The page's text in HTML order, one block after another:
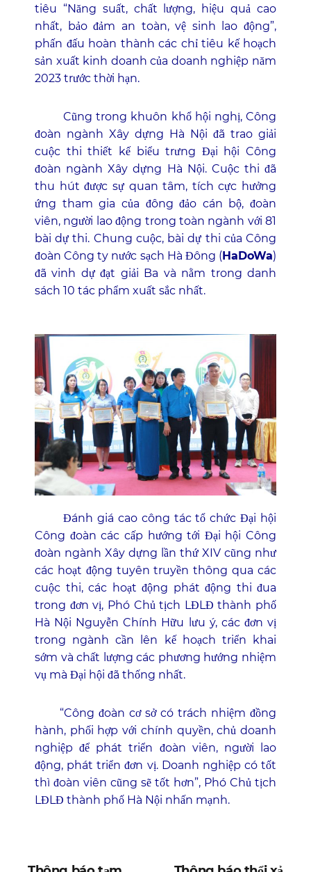
tiêu “Năng suất, chất lượng, hiệu quả cao
nhất, bảo đảm an toàn, vệ sinh lao động”,
phấn đấu hoàn thành các chỉ tiêu kế hoạch
sản xuất kinh doanh của doanh nghiệp năm
2023 trước thời hạn.
Cũng trong khuôn khổ hội nghị, Công
đoàn ngành Xây dựng Hà Nội đã trao giải
cuộc thi thiết kế biểu trưng Đại hội Công
đoàn ngành Xây dựng Hà Nội. Cuộc thi đã
thu hút được sự quan tâm, tích cực hưởng
ứng tham gia của đông đảo cán bộ, đoàn
viên, người lao động trong toàn ngành với 81
bài dự thi. Chung cuộc, bài dự thi của Công
đoàn Công ty nước sạch Hà Đông ( HaDoWa)
đã vinh dự đạt giải Ba và nằm trong danh
sách 10 tác phẩm xuất sắc nhất.
Đánh giá cao công tác tổ chức Đại hội
Công đoàn các cấp hướng tới Đại hội Công
đoàn ngành Xây dựng lần thứ XIV cũng như
các hoạt động tuyên truyền thông qua các
cuộc thi, các hoạt động phát động thi đua
trong đơn vị, Phó Chủ tịch LĐLĐ thành phố
Hà Nội Nguyễn Chính Hữu lưu ý, các đơn vị
trong ngành cần lên kế hoạch triển khai
sớm và chất lượng các phương hướng nhiệm
vụ mà Đại hội đã thống nhất.
“Công đoàn cơ sở có trách nhiệm đồng
hành, phối hợp với chính quyền, chủ doanh
nghiệp để phát triển đoàn viên, người lao
động, phát triển đơn vị. Doanh nghiệp có tốt
thì đoàn viên cũng sẽ tốt hơn”, Phó Chủ tịch
LĐLĐ thành phố Hà Nội nhấn mạnh.